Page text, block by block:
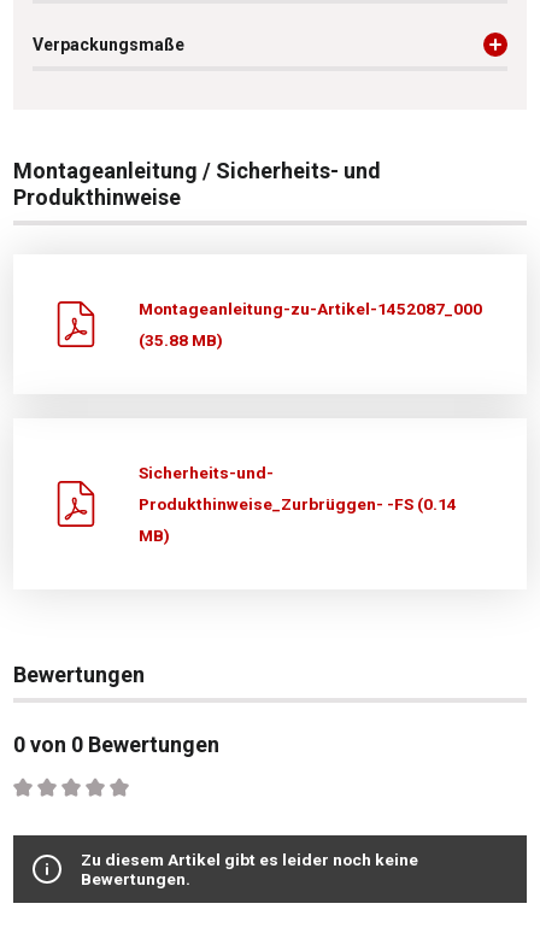
Verpackungsmaße
Montageanleitung / Sicherheits- und
Produkthinweise
Montageanleitung-zu-Artikel-1452087_000
(35.88 MB)
Sicherheits-und-
Produkthinweise_Zurbrüggen- -FS (0.14
MB)
Bewertungen
0 von 0 Bewertungen
Durchschnittliche Bewertung von 0 von 5 Sternen
Zu diesem Artikel gibt es leider noch keine
Bewertungen.